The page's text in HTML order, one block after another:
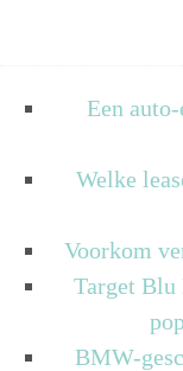
Een
Welke
Voorkom
Target Blu
BMW-